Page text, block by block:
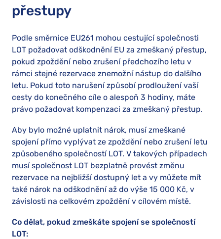
přestupy
Podle směrnice EU261 mohou cestující společnosti
LOT požadovat odškodnění EU za zmeškaný přestup,
pokud zpoždění nebo zrušení předchozího letu v
rámci stejné rezervace znemožní nástup do dalšího
letu. Pokud toto narušení způsobí prodloužení vaší
cesty do konečného cíle o alespoň 3 hodiny, máte
právo požadovat kompenzaci za zmeškaný přestup.
Aby bylo možné uplatnit nárok, musí zmeškané
spojení přímo vyplývat ze zpoždění nebo zrušení letu
způsobeného společností LOT. V takových případech
musí společnost LOT bezplatně provést změnu
rezervace na nejbližší dostupný let a vy můžete mít
také nárok na odškodnění až do výše 15 000 Kč, v
závislosti na celkovém zpoždění v cílovém místě.
Co dělat, pokud zmeškáte spojení se společností
LOT: